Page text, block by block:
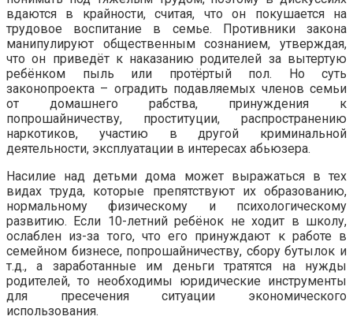
вдаются в крайности, считая, что он покушается на
трудовое воспитание в семье. Противники закона
манипулируют общественным сознанием, утверждая,
что он приведёт к наказанию родителей за вытертую
ребёнком пыль или протёртый пол. Но суть
законопроекта – оградить подавляемых членов семьи
от домашнего рабства, принуждения к
попрошайничеству, проституции, распространению
наркотиков, участию в другой криминальной
деятельности, эксплуатации в интересах абьюзера.
Насилие над детьми дома может выражаться в тех
видах труда, которые препятствуют их образованию,
нормальному физическому и психологическому
развитию. Если 10-летний ребёнок не ходит в школу,
ослаблен из-за того, что его принуждают к работе в
семейном бизнесе, попрошайничеству, сбору бутылок и
т.д., а заработанные им деньги тратятся на нужды
родителей, то необходимы юридические инструменты
для пресечения ситуации экономического
использования.